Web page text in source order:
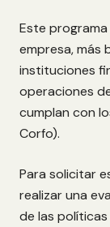
Este
empresa, más
instituciones
operaciones
cumplan con
Corfo).
Para solicitar
realizar una
de las